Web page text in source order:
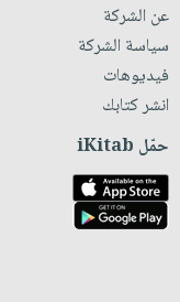
عن الشركة
سياسة الشركة
فيديوهات
انشر كتابك
حمّل iKitab